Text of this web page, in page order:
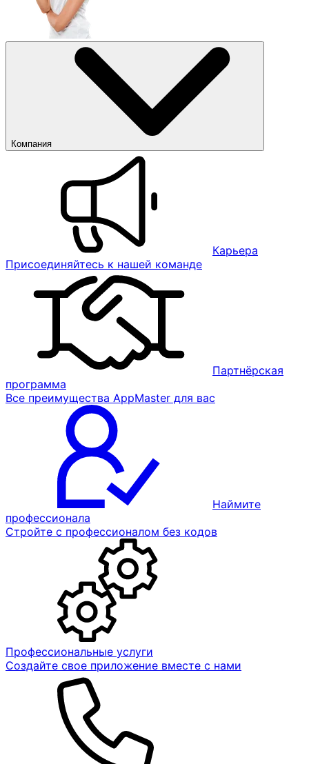
Компания
Карьера
Присоединяйтесь к нашей команде
Партнёрская
программа
Все преимущества AppMaster для вас
Наймите
профессионала
Стройте с профессионалом без кодов
Профессиональные услуги
Создайте свое приложение вместе с нами